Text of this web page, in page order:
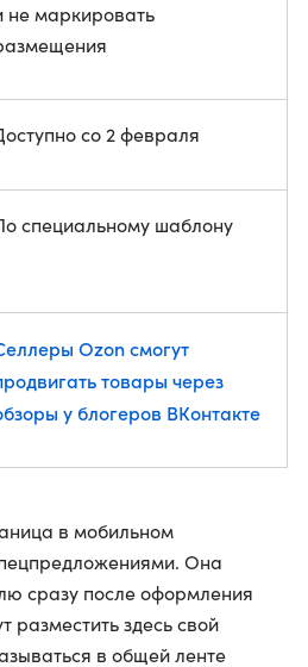
не маркировать
со 2 февраля
специальному шаблону
Ozon смогут
товары через
у блогеров ВКонтакте
в мобильном
Она
сразу после оформления
разместить здесь свой
в общей ленте